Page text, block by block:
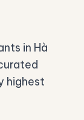
in Hà
highest